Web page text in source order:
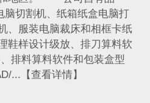
脑切割机、纸箱纸盒电脑打
、服装电脑裁床和相框卡纸
鞋样设计级放、排刀算料软
排料算料软件和包装盒型
...【查看详情】